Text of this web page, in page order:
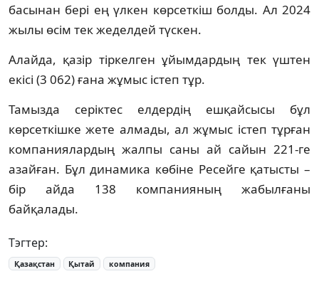
басынан бері ең үлкен көрсеткіш болды. Ал 2024
жылы өсім тек жеделдей түскен.
Алайда, қазір тіркелген ұйымдардың тек үштен
екісі (3 062) ғана жұмыс істеп тұр.
Тамызда серіктес елдердің ешқайсысы бұл
көрсеткішке жете алмады, ал жұмыс істеп тұрған
компаниялардың жалпы саны ай сайын 221-ге
азайған. Бұл динамика көбіне Ресейге қатысты –
бір айда 138 компанияның жабылғаны
байқалады.
Тэгтер:
Қазақстан Қытай компания